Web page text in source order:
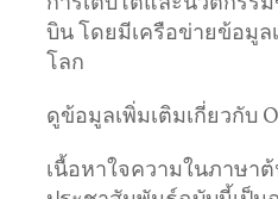
บิน โดยมีเครือข่ายข้อมู
โลก
ดูข้อมูลเพิ่มเติมเกี่ยวกับ
เนื้อหาใจความในภาษา